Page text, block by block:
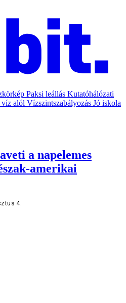
Paksi leállás Kutatóhálózati
alól Vízszintszabályozás Jó iskola
a napelemes
amerikai
4.